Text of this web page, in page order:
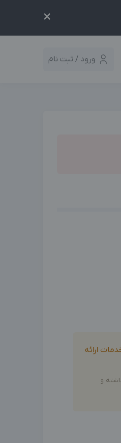
×
ورود / ثبت نام
ارائه
و